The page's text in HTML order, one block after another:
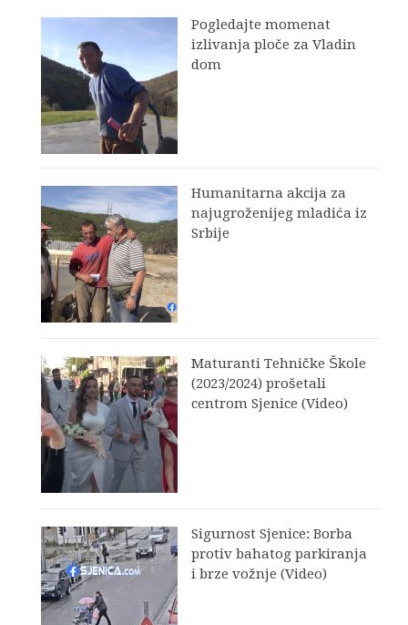
Pogledajte momenat
izlivanja ploče za Vladin
dom
Humanitarna akcija za
najugroženijeg mladića iz
Srbije
Maturanti Tehničke Škole
(2023/2024) prošetali
centrom Sjenice (Video)
Sigurnost Sjenice: Borba
protiv bahatog parkiranja
i brze vožnje (Video)